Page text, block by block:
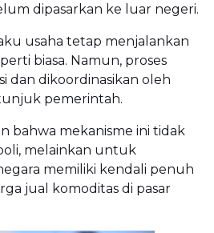
dipasarkan ke luar negeri.
usaha tetap menjalankan
biasa. Namun, proses
dan dikoordinasikan oleh
pemerintah.
bahwa mekanisme ini tidak
melainkan untuk
memiliki kendali penuh
jual komoditas di pasar